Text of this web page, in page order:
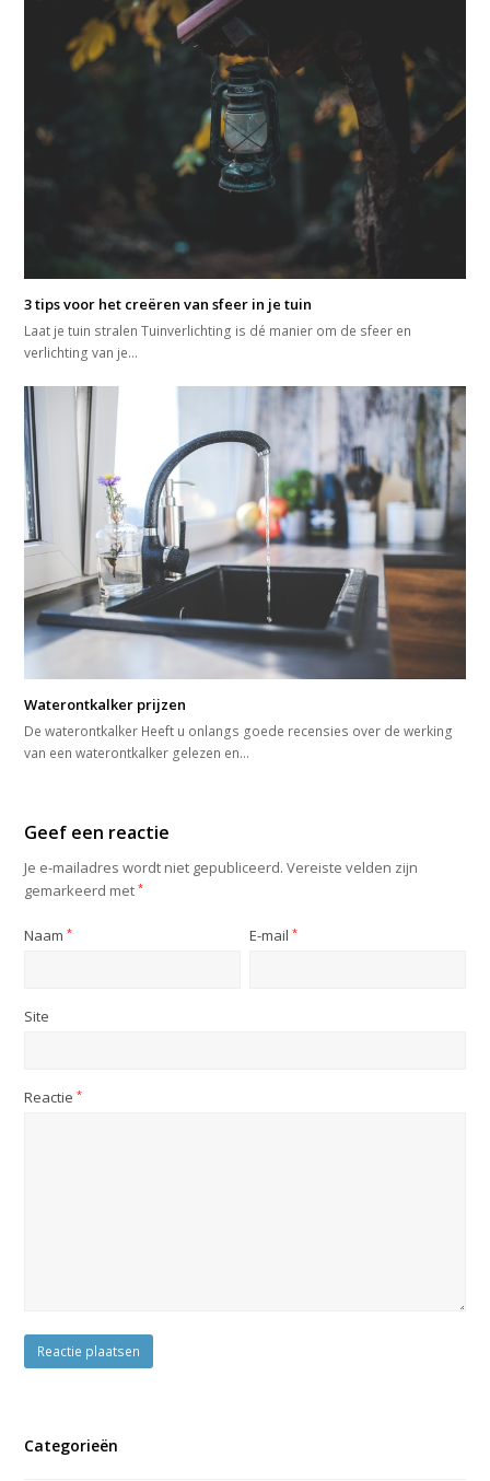
3 tips voor het creëren van sfeer in je tuin
Laat je tuin stralen Tuinverlichting is dé manier om de sfeer en
verlichting van je…
Waterontkalker prijzen
De waterontkalker Heeft u onlangs goede recensies over de werking
van een waterontkalker gelezen en…
Geef een reactie
Je e-mailadres wordt niet gepubliceerd. Vereiste velden zijn
gemarkeerd met*
Naam* E-mail*
Site
Reactie*
Categorieën